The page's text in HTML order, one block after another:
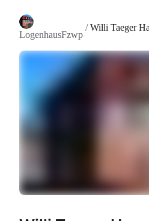
LogenhausFzwp
/Willi Taeger